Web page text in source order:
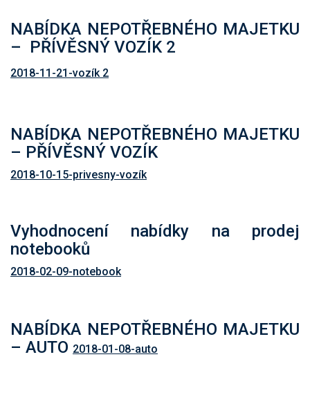
NABÍDKA NEPOTŘEBNÉHO MAJETKU
– PŘÍVĚSNÝ VOZÍK 2
2018-11-21-vozík 2
NABÍDKA NEPOTŘEBNÉHO MAJETKU
– PŘÍVĚSNÝ VOZÍK
2018-10-15-privesny-vozík
Vyhodnocení nabídky na prodej
notebooků
2018-02-09-notebook
NABÍDKA NEPOTŘEBNÉHO MAJETKU
– AUTO 2018-01-08-auto